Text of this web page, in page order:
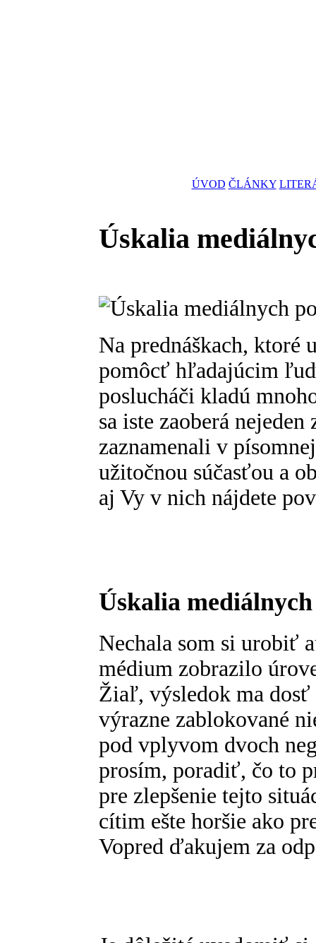
ÚVOD ČLÁNKY
Úskalia
Na prednáškach, ktoré
pomôcť hľadajúcim
poslucháči kladú
sa iste zaoberá
zaznamenali v
užitočnou súčasťou a
aj Vy v nich nájdete
Úskalia
Nechala som si urobiť
médium zobrazilo
Žiaľ, výsledok ma
výrazne zablokované
pod vplyvom dvoch
prosím, poradiť, čo to
pre zlepšenie tejto
cítim ešte horšie ako
Vopred ďakujem za